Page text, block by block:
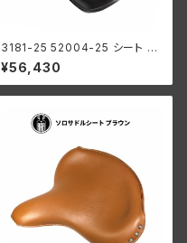
3181-25 52004-25 シート サ
ドル ソロサドル ベントホール無
し レザー 革製 ハーレーダビッ
ドソン 1935初期-40年 全モデ
¥56,430